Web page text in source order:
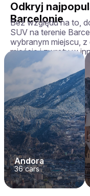
Odkryj
Barcelonie
Bez względu na to,
SUV na terenie
wybranym miejscu,
mieście i zwrotu w
Andora
36cars